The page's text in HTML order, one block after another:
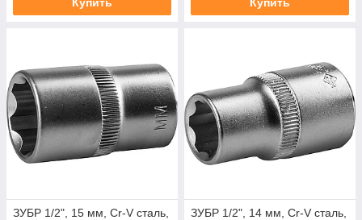
ЗУБР 1/2", 15 мм, Cr-V сталь,
ЗУБР 1/2", 14 мм, Cr-V сталь,